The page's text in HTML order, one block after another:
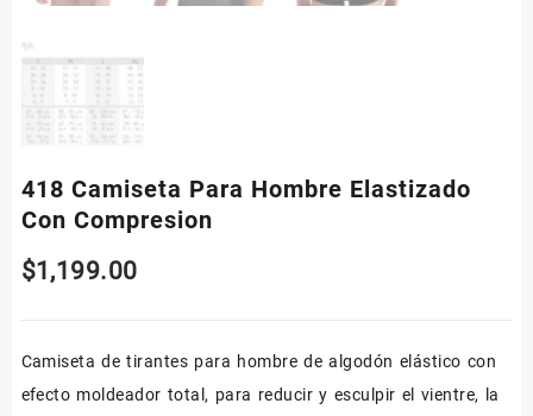
418 Camiseta Para Hombre Elastizado
Con Compresion
$1,199.00
Camiseta de tirantes para hombre de algodón elástico con
efecto moldeador total, para reducir y esculpir el vientre, la